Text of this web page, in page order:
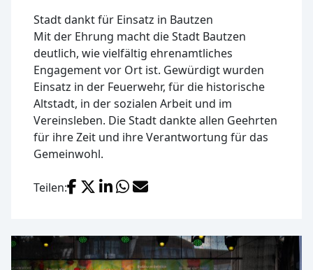
Stadt dankt für Einsatz in Bautzen
Mit der Ehrung macht die Stadt Bautzen
deutlich, wie vielfältig ehrenamtliches
Engagement vor Ort ist. Gewürdigt wurden
Einsatz in der Feuerwehr, für die historische
Altstadt, in der sozialen Arbeit und im
Vereinsleben. Die Stadt dankte allen Geehrten
für ihre Zeit und ihre Verantwortung für das
Gemeinwohl.
Teilen: Facebook
X (Twitter)
LinkedIn
WhatsApp